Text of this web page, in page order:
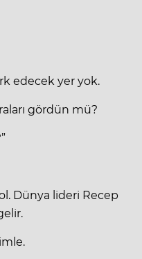
edecek yer yok.
gördün mü?
Dünya lideri Recep